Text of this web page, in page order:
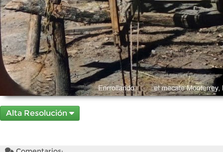
Alta Resolución